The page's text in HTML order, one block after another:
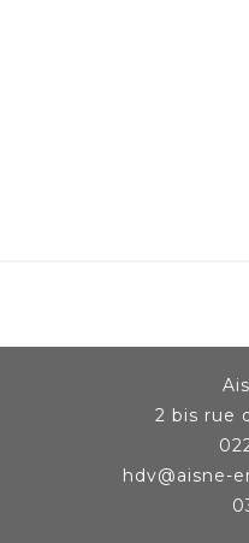
2 bis rue
hdv@aisne-